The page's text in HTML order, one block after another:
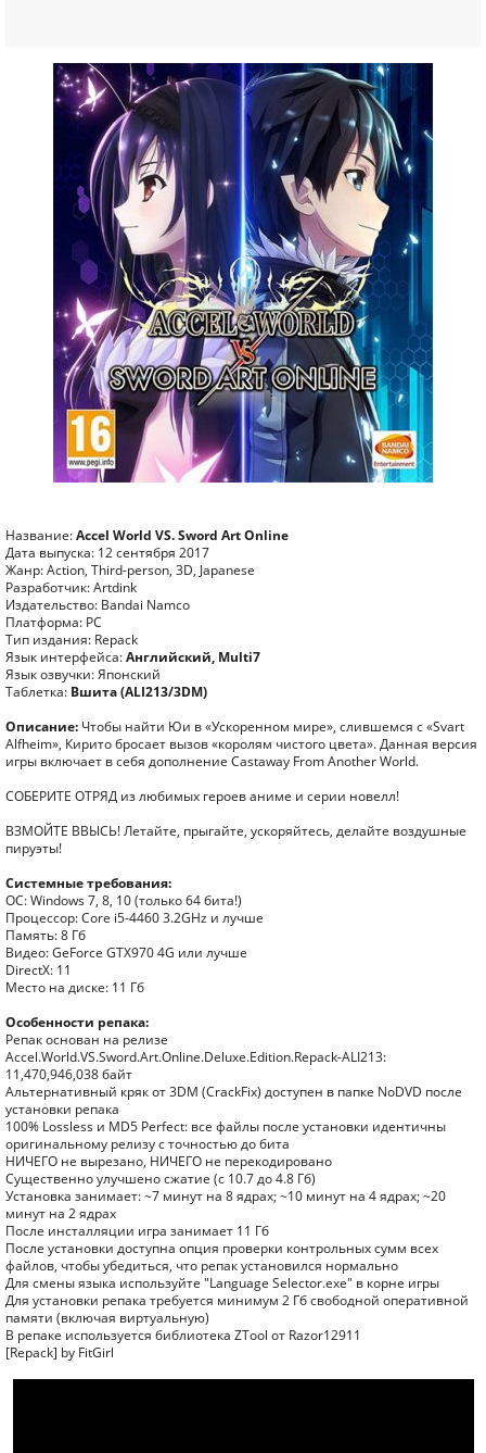
Название:Accel World VS. Sword Art Online
Дата выпуска: 12 сентября 2017
Жанр: Action, Third-person, 3D, Japanese
Разработчик: Artdink
Издательство: Bandai Namco
Платформа: PC
Тип издания: Repack
Язык интерфейса:Английский, Multi7
Язык озвучки: Японский
Таблетка: Вшита (ALI213/3DM)
Описание: Чтобы найти Юи в «Ускоренном мире», слившемся с «Svart
Alfheim», Кирито бросает вызов «королям чистого цвета». Данная версия
игры включает в себя дополнение Castaway From Another World.
СОБЕРИТЕ ОТРЯД из любимых героев аниме и серии новелл!
ВЗМОЙТЕ ВВЫСЬ! Летайте, прыгайте, ускоряйтесь, делайте воздушные
пируэты!
Системные требования:
ОС: Windows 7, 8, 10 (только 64 бита!)
Процессор: Core i5-4460 3.2GHz и лучше
Память: 8 Гб
Видео: GeForce GTX970 4G или лучше
DirectX: 11
Место на диске: 11 Гб
Особенности репака:
Репак основан на релизе
Accel.World.VS.Sword.Art.Online.Deluxe.Edition.Repack-ALI213:
11,470,946,038 байт
Альтернативный кряк от 3DM (CrackFix) доступен в папке NoDVD после
установки репака
100% Lossless и MD5 Perfect: все файлы после установки идентичны
оригинальному релизу с точностью до бита
НИЧЕГО не вырезано, НИЧЕГО не перекодировано
Существенно улучшено сжатие (с 10.7 до 4.8 Гб)
Установка занимает: ~7 минут на 8 ядрах; ~10 минут на 4 ядрах; ~20
минут на 2 ядрах
После инсталляции игра занимает 11 Гб
После установки доступна опция проверки контрольных сумм всех
файлов, чтобы убедиться, что репак установился нормально
Для смены языка используйте "Language Selector.exe" в корне игры
Для установки репака требуется минимум 2 Гб свободной оперативной
памяти (включая виртуальную)
В репаке используется библиотека ZTool от Razor12911
[Repack] by FitGirl